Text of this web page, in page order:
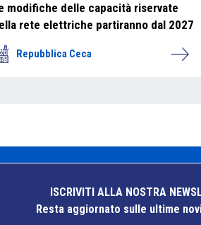
modifiche delle capacità riservate
rete elettriche partiranno dal 2027
Repubblica Ceca
ISCRIVITI ALLA NOSTRA
Resta aggiornato sulle ultime